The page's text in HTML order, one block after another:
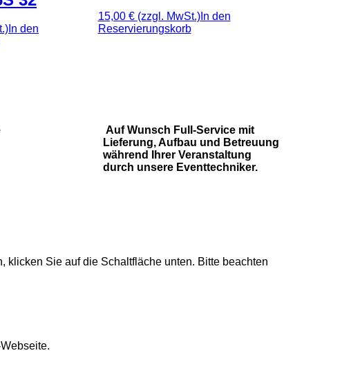
In den
15,00 € (zzgl. MwSt.)In den
Reservierungskorb
Auf Wunsch Full-Service mit
Lieferung, Aufbau und Betreuung
während Ihrer Veranstaltung
durch unsere Eventtechniker.
klicken Sie auf die Schaltfläche unten. Bitte beachten